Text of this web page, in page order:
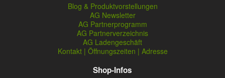
Blog & Produktvorstellungen
AG Newsletter
AG Partnerprogramm
AG Partnerverzeichnis
AG Ladengeschäft
Kontakt | Öffnungszeiten | Adresse
Shop-Infos